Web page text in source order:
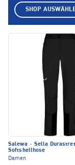
Salewa · Sella
Softshellhose
Damen